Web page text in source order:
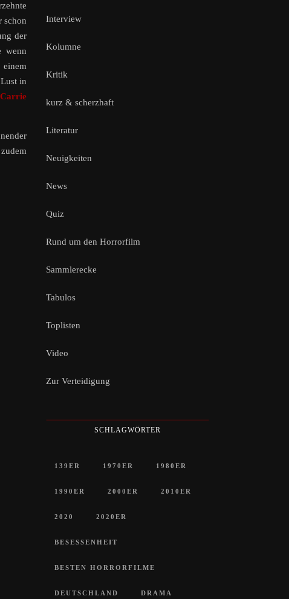
schon
der
wenn
in
Carrie
Interview
Kolumne
Kritik
kurz & scherzhaft
Literatur
Neuigkeiten
News
Quiz
Rund um den Horrorfilm
Sammlerecke
Tabulos
Toplisten
Video
Zur Verteidigung
SCHLAGWÖRTER
139ER 1970ER 1980ER
1990ER 2000ER 2010ER
2020 2020ER
BESESSENHEIT
BESTEN HORRORFILME
DEUTSCHLAND DRAMA